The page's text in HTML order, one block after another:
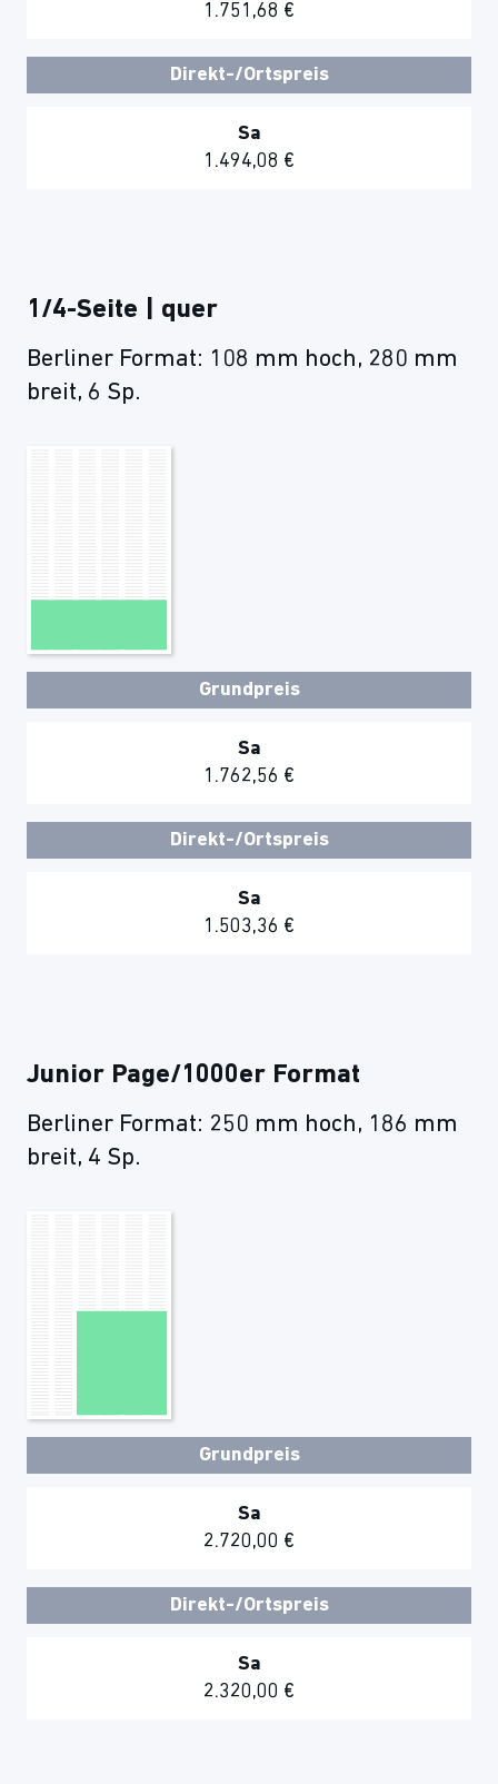
1.751,68 €
Direkt-/Ortspreis
Sa
1.494,08 €
1/4-Seite | quer
Berliner Format: 108 mm hoch, 280 mm
breit, 6 Sp.
Grundpreis
Sa
1.762,56 €
Direkt-/Ortspreis
Sa
1.503,36 €
Junior Page/1000er Format
Berliner Format: 250 mm hoch, 186 mm
breit, 4 Sp.
Grundpreis
Sa
2.720,00 €
Direkt-/Ortspreis
Sa
2.320,00 €